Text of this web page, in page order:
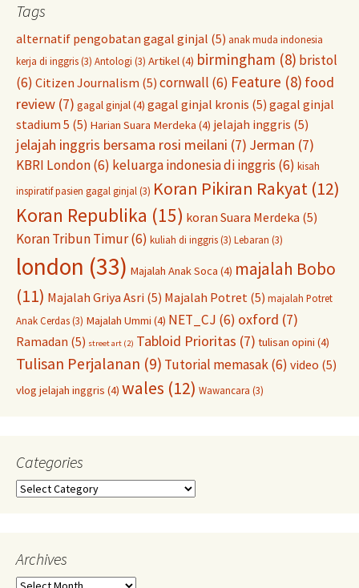
Tags
alternatif pengobatan gagal ginjal (5) anak muda indonesia
kerja di inggris(3) Antologi (3) Artikel(4) birmingham (8) bristol
(6) Citizen Journalism (5) cornwall (6) Feature (8) food
review (7) gagal ginjal(4) gagal ginjal kronis (5) gagal ginjal
stadium 5 (5) Harian Suara Merdeka (4) jelajah inggris (5)
jelajah inggris bersama rosi meilani (7) Jerman (7)
KBRI London(6) keluarga indonesia di inggris(6) kisah
inspiratif pasien gagal ginjal (3) Koran Pikiran Rakyat (12)
Koran Republika (15) koran Suara Merdeka (5)
Koran Tribun Timur(6) kuliah di inggris(3) Lebaran (3)
london (33) Majalah Anak Soca (4) majalah Bobo
(11) Majalah Griya Asri (5) Majalah Potret (5) majalah Potret
Anak Cerdas(3) Majalah Ummi (4) NET_CJ (6) oxford (7)
Ramadan (5) street art (2) Tabloid Prioritas (7) tulisan opini (4)
Tulisan Perjalanan (9) Tutorial memasak(6) video (5)
vlog jelajah inggris (4) wales (12) Wawancara (3)
Categories
Categories
Archives
Archives